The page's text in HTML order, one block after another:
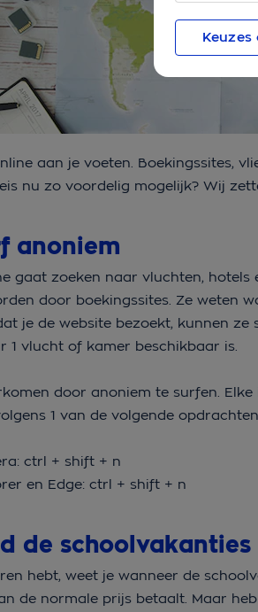
aan je voeten. Boekingssites,
nu zo voordelig mogelijk? Wij
anoniem
gaat zoeken naar vluchten,
door boekingssites. Ze weten
je de website bezoekt, kunnen
1 vlucht of kamer beschikbaar is.
door anoniem te surfen.
1 van de volgende
ctrl + shift + n
en Edge: ctrl + shift + n
de schoolvakanties
hebt, weet je wanneer de
de normale prijs betaalt. Maar
Keuzes